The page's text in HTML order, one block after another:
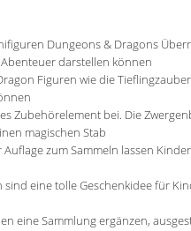
Dungeons & Dragons
darstellen können
Figuren wie die
Zubehörelement bei. Die
magischen Stab
zum Sammeln lassen
eine tolle Geschenkidee für
eine Sammlung ergänzen,